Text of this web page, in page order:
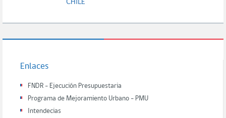
CHILE
Enlaces
FNDR - Ejecución Presupuestaria
Programa de Mejoramiento Urbano - PMU
Intendecias